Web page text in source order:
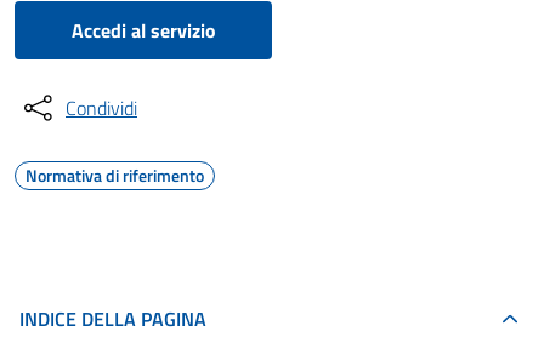
Accedi al servizio
Condividi
Normativa di riferimento
INDICE DELLA PAGINA